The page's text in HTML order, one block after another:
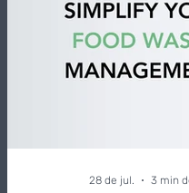
28 de jul. 3 min